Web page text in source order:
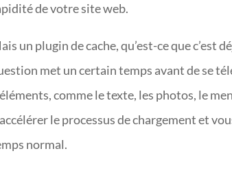
de votre site web.
un plugin de cache, qu’est-ce que c’est
met un certain temps avant de se
comme le texte, les photos, le
le processus de chargement et
normal.